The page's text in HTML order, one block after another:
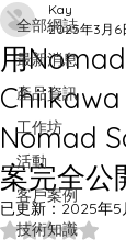
全部網誌
最新消息
產品資訊
工作坊
活動
客戶案例
技術知識
用
Nomad
案完全公
Kay
2025年3月6
已更新：2025年5
評等為